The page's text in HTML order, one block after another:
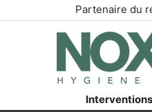
Partenaire du